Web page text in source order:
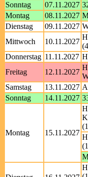
Sonntag
07.11.2027
Montag
08.11.2027
Dienstag
09.11.2027
Mittwoch
10.11.2027
Donnerstag 11.11.2027
Freitag
12.11.2027
Samstag
13.11.2027
Sonntag
14.11.2027
Montag 15.11.2027